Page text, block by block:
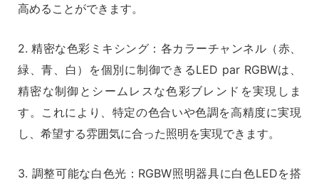
高めることができます。
2. 精密な色彩ミキシング：各カラーチャンネル（赤、
緑、青、白）を個別に制御できるLED par RGBWは、
精密な制御とシームレスな色彩ブレンドを実現しま
す。これにより、特定の色合いや色調を高精度に実現
し、希望する雰囲気に合った照明を実現できます。
3. 調整可能な白色光：RGBW照明器具に白色LEDを搭